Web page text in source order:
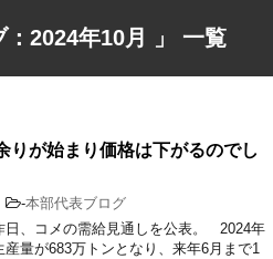
：2024年10月 」 一覧
りが始まり価格は下がるのでし
-本部代表ブログ
日、コメの需給見通しを公表。 2024年
産量が683万トンとなり、来年6月まで1